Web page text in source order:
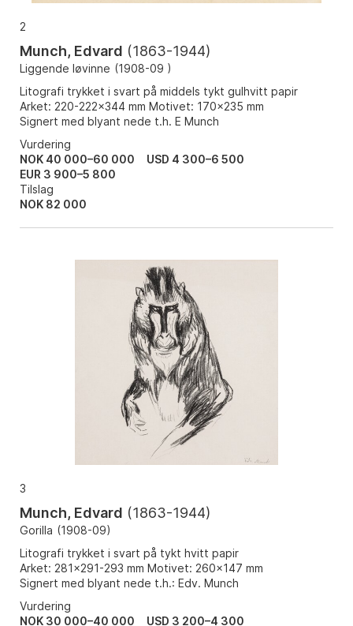
2
Munch, Edvard (1863-1944)
Liggende løvinne (1908-09 )
Litografi trykket i svart på middels tykt gulhvitt papir
Arket: 220-222x344 mm Motivet: 170x235 mm
Signert med blyant nede t.h. E Munch
Vurdering
NOK 40 000–60 000
USD 4 300–6 500
EUR 3 900–5 800
Tilslag
NOK 82 000
3
Munch, Edvard (1863-1944)
Gorilla (1908-09)
Litografi trykket i svart på tykt hvitt papir
Arket: 281x291-293 mm Motivet: 260x147 mm
Signert med blyant nede t.h.: Edv. Munch
Vurdering
NOK 30 000–40 000
USD 3 200–4 300